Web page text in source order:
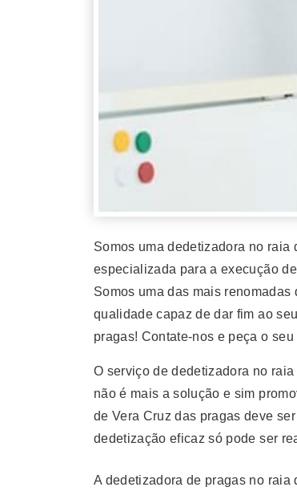
Somos uma dedetizadora no
especializada para a execução
Somos uma das mais
qualidade capaz de dar fim ao
pragas! Contate-nos e peça o seu
O serviço de dedetizadora no
não é mais a solução e sim
de Vera Cruz das pragas deve
dedetização eficaz só pode ser
A dedetizadora de pragas no raia